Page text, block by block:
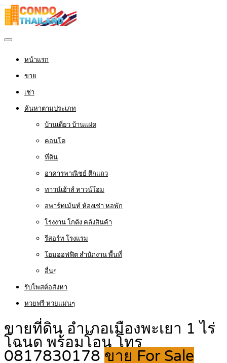
หน้าแรก
ขาย
เช่า
ค้นหาตามประเภท
บ้านเดี่ยว บ้านแฝด
คอนโด
ที่ดิน
อาคารพาณิชย์ ตึกแถว
ทาวน์เฮ้าส์ ทาวน์โฮม
อพาร์ทเม้นท์ ห้องเช่า หอพัก
โรงงาน โกดัง คลังสินค้า
รีสอร์ท โรงแรม
โฮมออฟฟิต สำนักงาน พื้นที่
อื่นๆ
รับโพสต์อสังหา
หวยฟรี หวยแม่นๆ
ขายที่ดิน อำเภอเมืองพะเยา 1 ไร่
โฉนด พร้อมโอน โทร
0817830178 ขาย For Sale